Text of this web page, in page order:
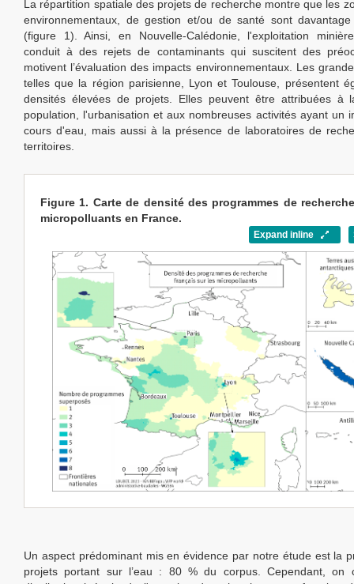
La répartition spatiale des projets de recherche montre que les
environnementaux, de gestion et/ou de santé sont davantage
(figure 1). Ainsi, en Nouvelle-Calédonie, l'exploitation
conduit à des rejets de contaminants qui suscitent des
motivent l’évaluation des impacts environnementaux. Les
telles que la région parisienne, Lyon et Toulouse, présentent
densités élevées de projets. Elles peuvent être attribuées à
population, l'urbanisation et aux nombreuses activités ayant un
cours d'eau, mais aussi à la présence de laboratoires de
territoires.
Figure 1. Carte de densité des programmes de
micropolluants en France.
Expand inline
Un aspect prédominant mis en évidence par notre étude est la
projets portant sur l’eau : 80 % du corpus. Cependant, on